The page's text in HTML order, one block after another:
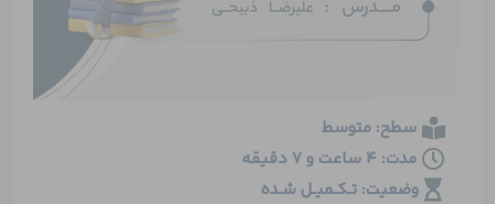
سطح: متوسط
مدت: 4 ساعت و 7 دقیقه
وضعیت: تـکـمیـل شـده